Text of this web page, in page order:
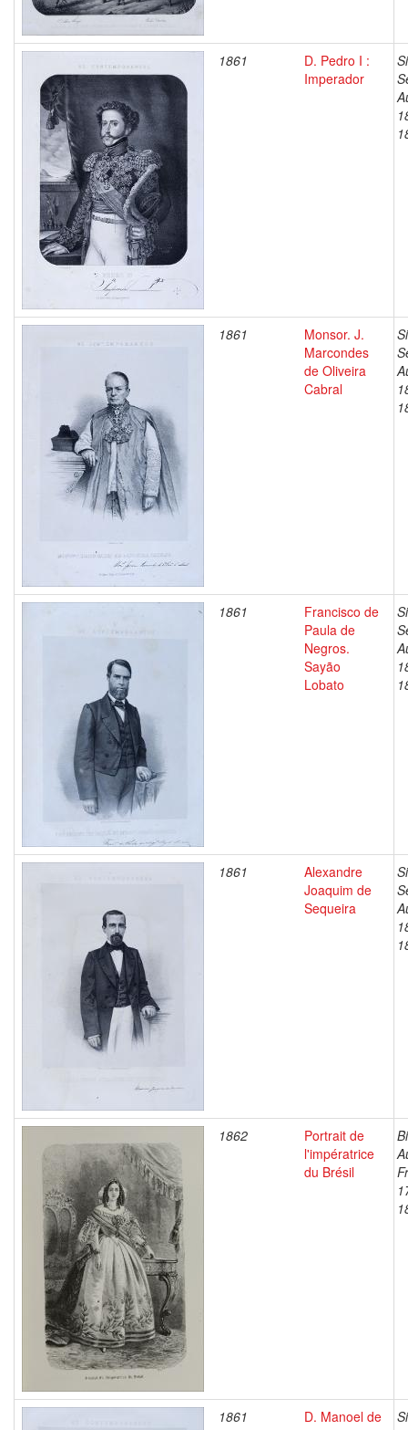
1861
D. Pedro I :
Imperador
1861
Monsor. J.
Marcondes
de Oliveira
Cabral
1861
Francisco de
Paula de
Negros.
Sayão
Lobato
1861
Alexandre
Joaquim de
Sequeira
1862
Portrait de
l'impératrice
du Brésil
1861
D. Manoel de